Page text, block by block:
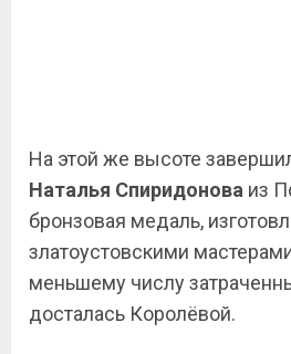
На этой же высоте
Наталья Спиридонова из
бронзовая медаль,
златоустовскими
меньшему числу
досталась Королёвой.